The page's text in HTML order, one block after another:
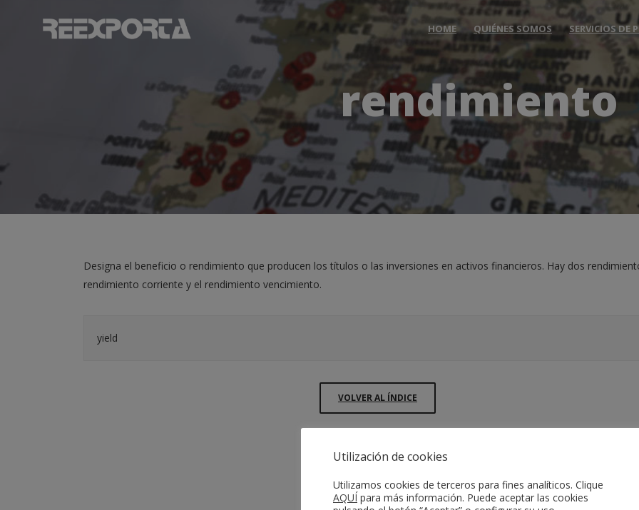
HOME QUIÉNES SOMOS SERVICIOS DE
rendimiento
Designa el beneficio o rendimiento que producen los títulos o las inversiones en activos financieros. Hay dos
rendimiento corriente y el rendimiento vencimiento.
yield
VOLVER AL ÍNDICE
Utilización de cookies
Utilizamos cookies de terceros para fines analíticos. Clique
AQUÍ para más información. Puede aceptar las cookies